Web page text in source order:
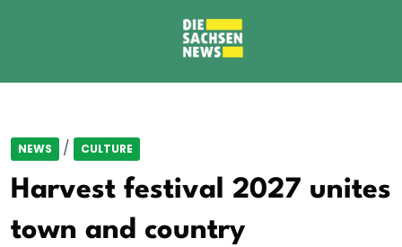
NEWS / CULTURE
Harvest festival 2027 unites
town and country